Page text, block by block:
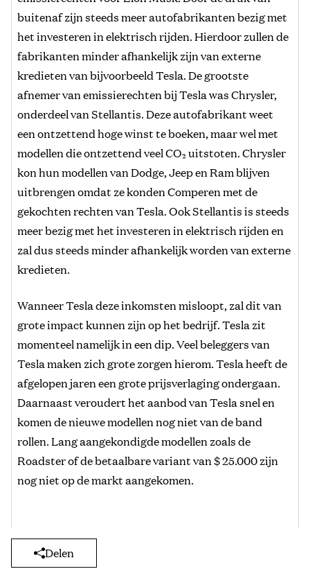
buitenaf zijn steeds meer autofabrikanten bezig met
het investeren in elektrisch rijden. Hierdoor zullen de
fabrikanten minder afhankelijk zijn van externe
kredieten van bijvoorbeeld Tesla. De grootste
afnemer van emissierechten bij Tesla was Chrysler,
onderdeel van Stellantis. Deze autofabrikant weet
een ontzettend hoge winst te boeken, maar wel met
modellen die ontzettend veel CO₂ uitstoten. Chrysler
kon hun modellen van Dodge, Jeep en Ram blijven
uitbrengen omdat ze konden Comperen met de
gekochten rechten van Tesla. Ook Stellantis is steeds
meer bezig met het investeren in elektrisch rijden en
zal dus steeds minder afhankelijk worden van externe
kredieten.
Wanneer Tesla deze inkomsten misloopt, zal dit van
grote impact kunnen zijn op het bedrijf. Tesla zit
momenteel namelijk in een dip. Veel beleggers van
Tesla maken zich grote zorgen hierom. Tesla heeft de
afgelopen jaren een grote prijsverlaging ondergaan.
Daarnaast veroudert het aanbod van Tesla snel en
komen de nieuwe modellen nog niet van de band
rollen. Lang aangekondigde modellen zoals de
Roadster of de betaalbare variant van $ 25.000 zijn
nog niet op de markt aangekomen.
Delen